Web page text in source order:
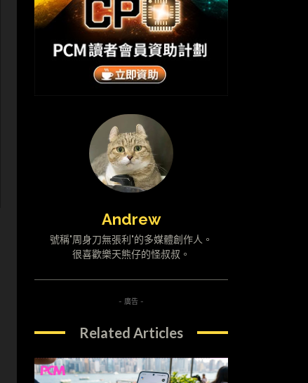
Andrew
號稱"周身刀無張利"的多媒體創作人。
很喜歡樂天熊仔的怪叔叔。
- 廣告 -
Related Articles